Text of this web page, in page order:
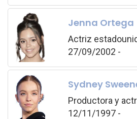
Jenna Ortega
Actriz
27/09/2002 -
Sydney
Productora y
12/11/1997 -